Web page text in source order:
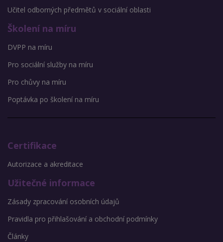
Učitel odborných předmětů v sociální oblasti
Školení na míru
DVPP na míru
Pro sociální služby na míru
Pro chůvy na míru
Poptávka po školení na míru
Certifikace
Autorizace a akreditace
Užitečné informace
Zásady zpracování osobních údajů
Pravidla pro přihlašování a obchodní podmínky
Články